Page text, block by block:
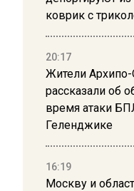
коврик с
20:17
Жители
рассказали об
время атаки
Геленджике
16:19
Москву и